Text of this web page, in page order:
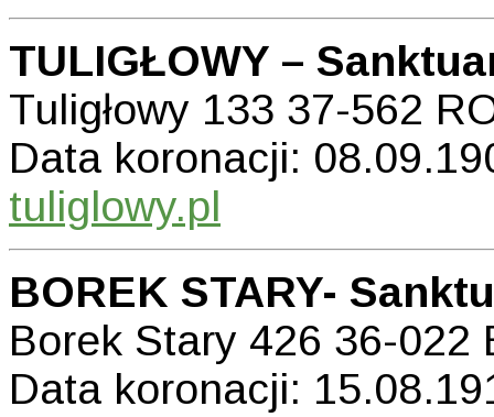
TULIGŁOWY –
Tuligłowy 133 37-562
Data koronacji:
tuliglowy.pl
BOREK STARY-
Borek Stary 426 36-022
Data koronacji: